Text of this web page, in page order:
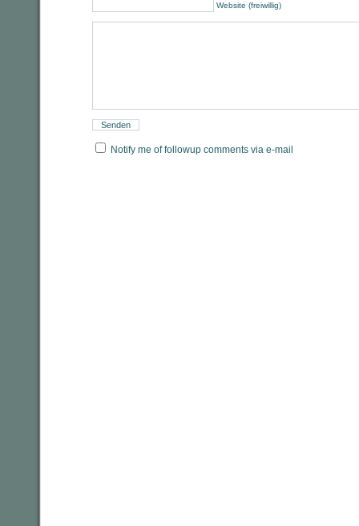
Website (freiwillig)
Notify me of followup comments via e-mail